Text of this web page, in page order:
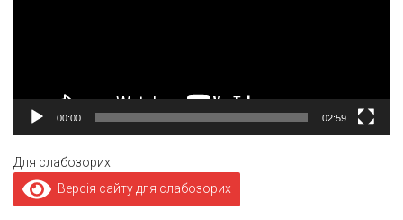
00:00 02:59
Для слабозорих
Версія сайту для слабозорих